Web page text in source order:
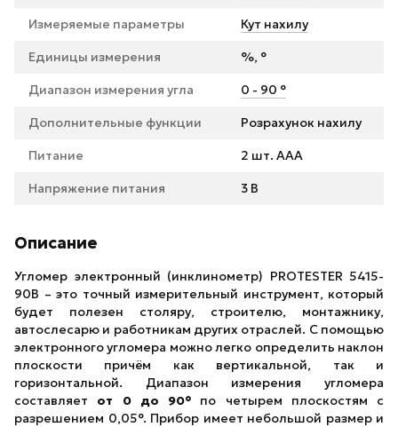
Измеряемые параметры Кут нахилу
Единицы измерения %, °
Диапазон измерения угла 0 - 90 °
Дополнительные функции Розрахунок нахилу
Питание 2 шт. ААА
Напряжение питания 3 В
Описание
Угломер электронный (инклинометр) PROTESTER 5415-
90B – это точный измерительный инструмент, который
будет полезен столяру, строителю, монтажнику,
автослесарю и работникам других отраслей. С помощью
электронного угломера можно легко определить наклон
плоскости причём как вертикальной, так и
горизонтальной. Диапазон измерения угломера
составляет от 0 до 90° по четырем плоскостям с
разрешением 0,05°. Прибор имеет небольшой размер и